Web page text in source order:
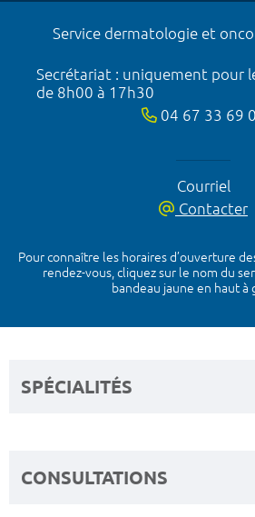
Service dermatologie et
Secrétariat : uniquement pour
de 8h00 à 17h30
04 67 33 69
Courriel
Contacter
Pour connaître les horaires d’ouverture
rendez-vous, cliquez sur le nom du
bandeau jaune en haut à
SPÉCIALITÉS
CONSULTATIONS